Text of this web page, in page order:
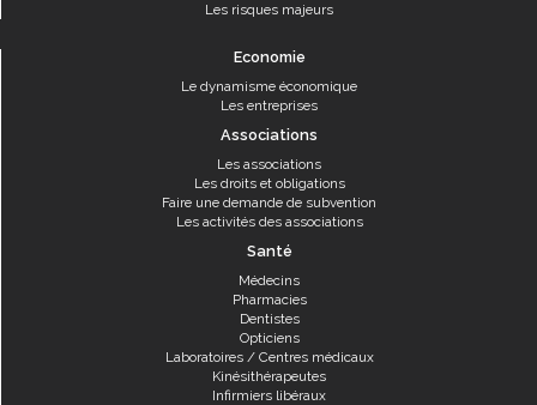
Les risques majeurs
Economie
Le dynamisme économique
Les entreprises
Associations
Les associations
Les droits et obligations
Faire une demande de subvention
Les activités des associations
Santé
Médecins
Pharmacies
Dentistes
Opticiens
Laboratoires / Centres médicaux
Kinésithérapeutes
Infirmiers libéraux